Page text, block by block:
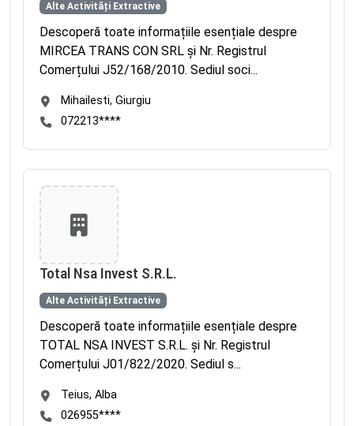
Alte Activități Extractive
Descoperă toate informațiile esențiale despre
MIRCEA TRANS CON SRL și Nr. Registrul
Comerțului J52/168/2010. Sediul soci...
Mihailesti, Giurgiu
072213****
Total Nsa Invest S.R.L.
Alte Activități Extractive
Descoperă toate informațiile esențiale despre
TOTAL NSA INVEST S.R.L. și Nr. Registrul
Comerțului J01/822/2020. Sediul s...
Teius, Alba
026955****